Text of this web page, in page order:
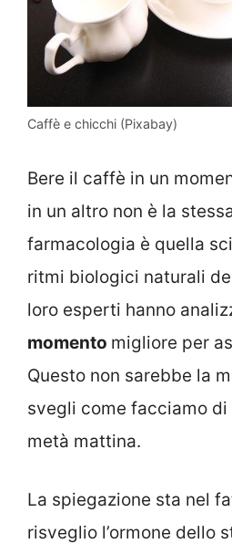
Caffè e chicchi (Pixabay)
Bere il caffè in un
in un altro non è la
farmacologia è quella
ritmi biologici naturali
loro esperti hanno
momento migliore per
Questo non sarebbe la
svegli come facciamo di
metà mattina.
La spiegazione sta nel
risveglio l’ormone dello